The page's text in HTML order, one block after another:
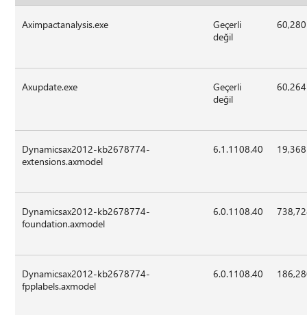
Aximpactanalysis.exe
Geçerli
değil
60,280
Axupdate.exe
Geçerli
değil
60,264
Dynamicsax2012-kb2678774-
extensions.axmodel
6.1.1108.40 19,368
Dynamicsax2012-kb2678774-
foundation.axmodel
6.0.1108.40
Dynamicsax2012-kb2678774-
fpplabels.axmodel
6.0.1108.40